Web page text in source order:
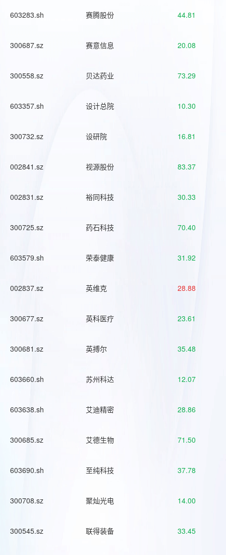
603283.sh 赛腾股份 44.81
300687.sz 赛意信息 20.08
300558.sz 贝达药业 73.29
603357.sh 设计总院 10.30
300732.sz 设研院 16.81
002841.sz 视源股份 83.37
002831.sz 裕同科技 30.33
300725.sz 药石科技 70.40
603579.sh 荣泰健康 31.92
002837.sz 英维克 28.88
300677.sz 英科医疗 23.61
300681.sz 英搏尔 35.48
603660.sh 苏州科达 12.07
603638.sh 艾迪精密 28.86
300685.sz 艾德生物 71.50
603690.sh 至纯科技 37.78
300708.sz 聚灿光电 14.00
300545.sz 联得装备 33.45